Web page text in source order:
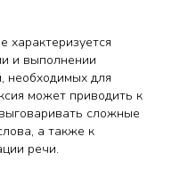
характеризуется
и выполнении
необходимых для
может приводить к
сложные
а также к
речи.